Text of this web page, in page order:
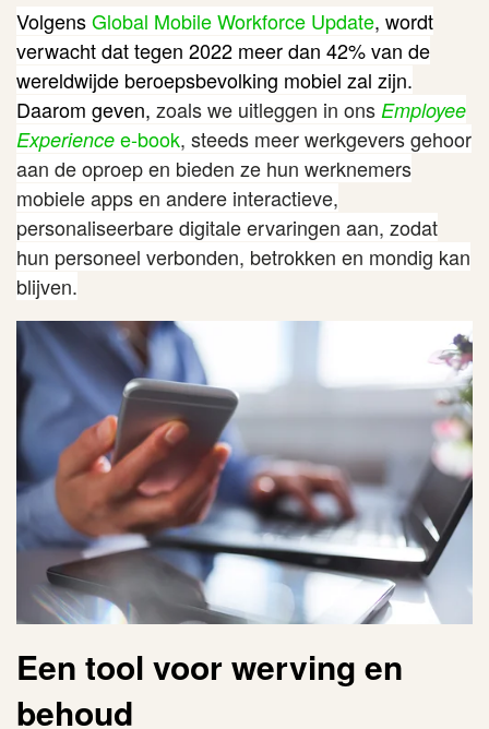
VolgensGlobal Mobile Workforce Update, wordt
verwacht dat tegen 2022 meer dan 42% van de
wereldwijde beroepsbevolking mobiel zal zijn.
Daarom geven, zoals we uitleggen in ons Employee
Experience e-book, steeds meer werkgevers gehoor
aan de oproep en bieden ze hun werknemers
mobiele apps en andere interactieve,
personaliseerbare digitale ervaringen aan, zodat
hun personeel verbonden, betrokken en mondig kan
blijven.
Een tool voor werving en
behoud